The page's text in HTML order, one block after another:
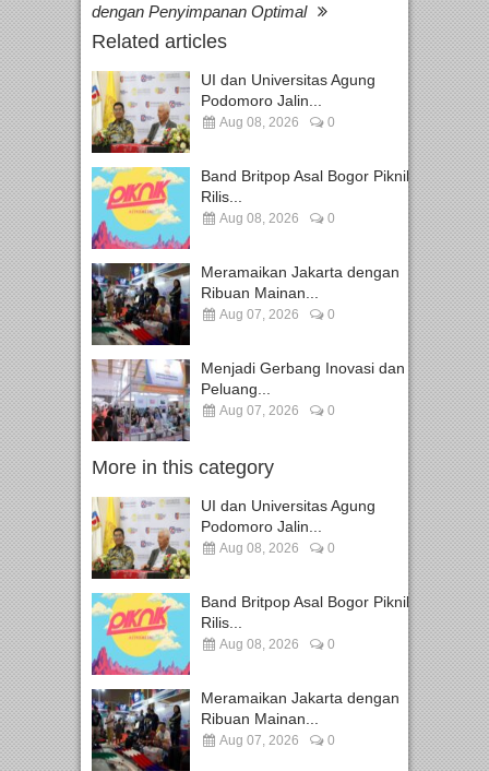
dengan Penyimpanan Optimal
Related articles
UI dan Universitas Agung
Podomoro Jalin...
Aug 08, 2026 0
Band Britpop Asal Bogor Piknik
Rilis...
Aug 08, 2026 0
Meramaikan Jakarta dengan
Ribuan Mainan...
Aug 07, 2026 0
Menjadi Gerbang Inovasi dan
Peluang...
Aug 07, 2026 0
More in this category
UI dan Universitas Agung
Podomoro Jalin...
Aug 08, 2026 0
Band Britpop Asal Bogor Piknik
Rilis...
Aug 08, 2026 0
Meramaikan Jakarta dengan
Ribuan Mainan...
Aug 07, 2026 0